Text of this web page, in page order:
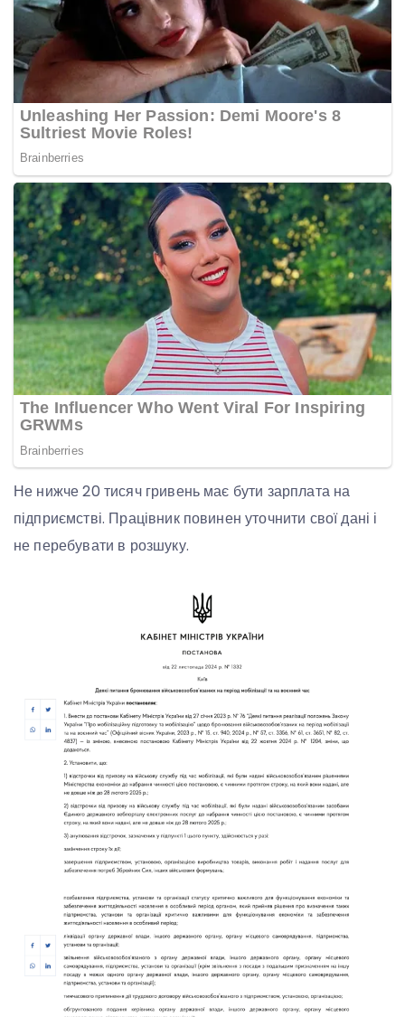
Не нижче 20 тисяч гривень має бути зарплата на
підприємстві. Працівник повинен уточнити свої дані і
не перебувати в розшуку.